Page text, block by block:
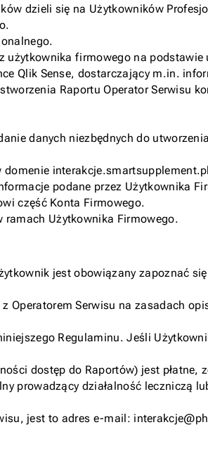
dzieli się na Użytkowników
firmowego na
Qlik Sense, dostarczający m.in.
Raportu Operator Serwisu
danych niezbędnych do
podane przez Użytkownika
część Konta Firmowego.
ramach Użytkownika Firmowego.
jest obowiązany zapoznać
Serwisu na zasadach
Regulaminu. Jeśli
dostęp do Raportów) jest płatne,
prowadzący działalność leczniczą
jest to adres e-mail: